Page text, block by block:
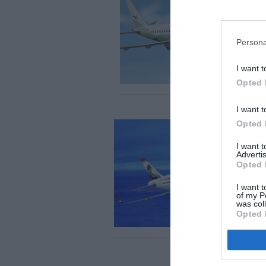
I want
Opted
I want
Opted
I want
Opted
I want
of my
was
Opted